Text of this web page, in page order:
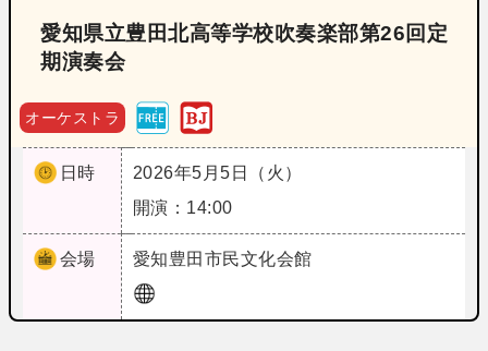
愛知県立豊田北高等学校吹奏楽部第26回定
期演奏会
オーケストラ
日時
2026年5月5日（火）
開演：14:00
会場 愛知豊田市民文化会館